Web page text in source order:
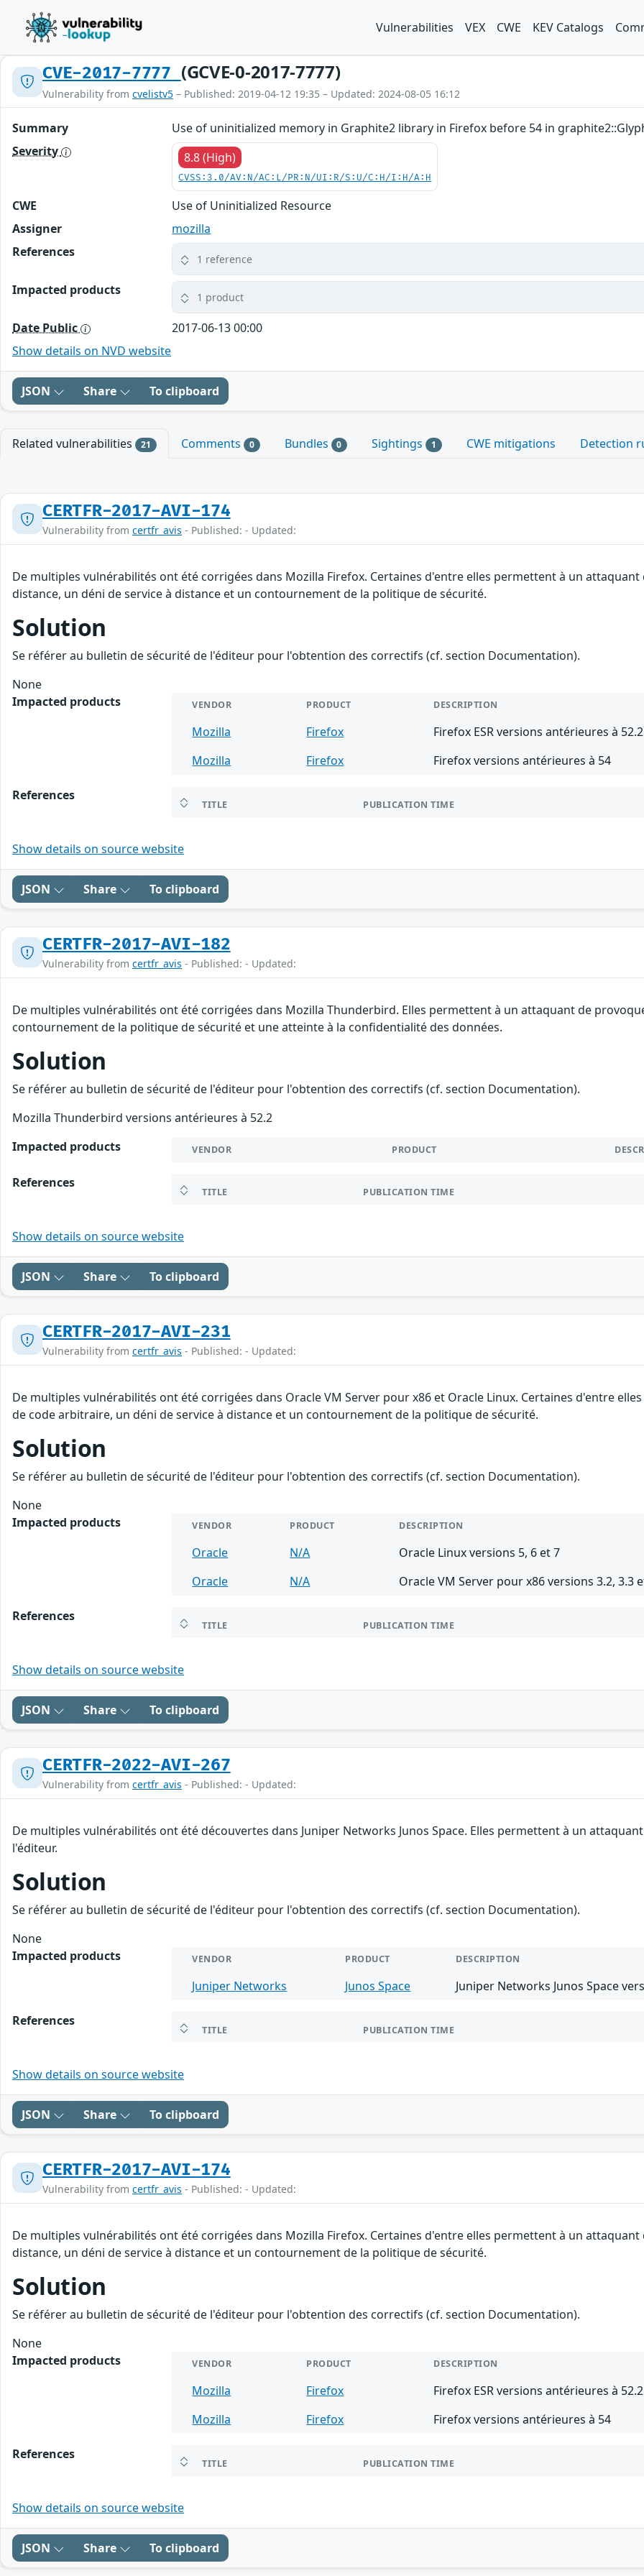
Vulnerabilities VEX CWE KEV Catalogs
CVE-2017-7777 (GCVE-0-2017-7777)
Vulnerability from cvelistv5 – Published: 2019-04-12 19:35 – Updated: 2024-08-05 16:12
Summary
Use of uninitialized memory in Graphite2 library in Firefox before 54 in
Severity
8.8 (High)
CVSS:3.0/AV:N/AC:L/PR:N/UI:R/S:U/C:H/I:H/A:H
CWE
Use of Uninitialized Resource
Assigner
mozilla
References
1 reference
Impacted products 1 product
Date Public
2017-06-13 00:00
Show details on NVD website
JSON Share To clipboard
Related vulnerabilities 21 Comments 0 Bundles 0 Sightings 1 CWE mitigations Detection
CERTFR-2017-AVI-174
Vulnerability from certfr_avis - Published: - Updated:
De multiples vulnérabilités ont été corrigées dans Mozilla Firefox. Certaines d'entre elles permettent à un
distance, un déni de service à distance et un contournement de la politique de sécurité.
Solution
Se référer au bulletin de sécurité de l'éditeur pour l'obtention des correctifs (cf. section Documentation).
None
Impacted products
VENDOR PRODUCT DESCRIPTION
Mozilla Firefox
Firefox ESR versions antérieures à 52.2
Mozilla
Firefox Firefox versions antérieures à 54
References
TITLE PUBLICATION TIME
Show details on source website
JSON Share To clipboard
CERTFR-2017-AVI-182
Vulnerability from certfr_avis - Published: - Updated:
De multiples vulnérabilités ont été corrigées dans Mozilla Thunderbird. Elles permettent à un attaquant de
contournement de la politique de sécurité et une atteinte à la confidentialité des données.
Solution
Se référer au bulletin de sécurité de l'éditeur pour l'obtention des correctifs (cf. section Documentation).
Mozilla Thunderbird versions antérieures à 52.2
Impacted products
VENDOR PRODUCT
References
TITLE PUBLICATION TIME
Show details on source website
JSON Share To clipboard
CERTFR-2017-AVI-231
Vulnerability from certfr_avis - Published: - Updated:
De multiples vulnérabilités ont été corrigées dans Oracle VM Server pour x86 et Oracle Linux. Certaines d'entre
de code arbitraire, un déni de service à distance et un contournement de la politique de sécurité.
Solution
Se référer au bulletin de sécurité de l'éditeur pour l'obtention des correctifs (cf. section Documentation).
None
Impacted products
VENDOR PRODUCT DESCRIPTION
Oracle N/A
Oracle Linux versions 5, 6 et 7
Oracle
N/A Oracle VM Server pour x86 versions 3.2, 3.3
References
TITLE PUBLICATION TIME
Show details on source website
JSON Share To clipboard
CERTFR-2022-AVI-267
Vulnerability from certfr_avis - Published: - Updated:
De multiples vulnérabilités ont été découvertes dans Juniper Networks Junos Space. Elles permettent à un
l'éditeur.
Solution
Se référer au bulletin de sécurité de l'éditeur pour l'obtention des correctifs (cf. section Documentation).
None
Impacted products
VENDOR PRODUCT DESCRIPTION
Juniper Networks Junos Space Juniper Networks Junos Space
References
TITLE PUBLICATION TIME
Show details on source website
JSON Share To clipboard
CERTFR-2017-AVI-174
Vulnerability from certfr_avis - Published: - Updated:
De multiples vulnérabilités ont été corrigées dans Mozilla Firefox. Certaines d'entre elles permettent à un
distance, un déni de service à distance et un contournement de la politique de sécurité.
Solution
Se référer au bulletin de sécurité de l'éditeur pour l'obtention des correctifs (cf. section Documentation).
None
Impacted products
VENDOR PRODUCT DESCRIPTION
Mozilla Firefox
Firefox ESR versions antérieures à 52.2
Mozilla
Firefox Firefox versions antérieures à 54
References
TITLE PUBLICATION TIME
Show details on source website
JSON Share To clipboard